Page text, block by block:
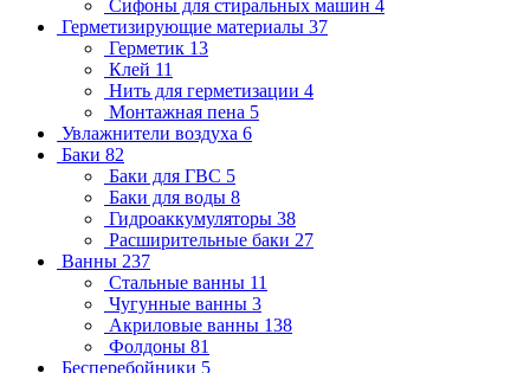
Сифоны для стиральных машин 4
Герметизирующие материалы 37
Герметик 13
Клей 11
Нить для герметизации 4
Монтажная пена 5
Увлажнители воздуха 6
Баки 82
Баки для ГВС 5
Баки для воды 8
Гидроаккумуляторы 38
Расширительные баки 27
Ванны 237
Стальные ванны 11
Чугунные ванны 3
Акриловые ванны 138
Фолдоны 81
Бесперебойники 5